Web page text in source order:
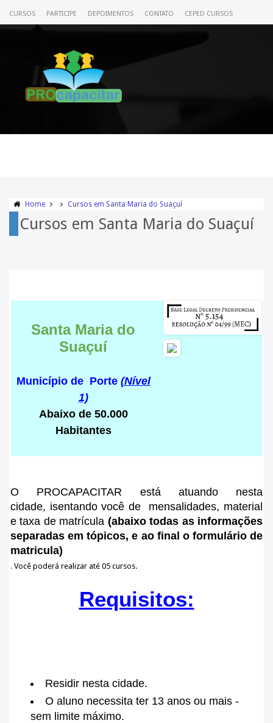
CURSOS PARTICIPE DEPOIMENTOS CONTATO CEPED CURSOS
Home Cursos em Santa Maria do Suaçuí
Cursos em Santa Maria do Suaçuí
Santa Maria do
Suaçuí
Município de Porte (Nível
1)
Abaixo de 50.000
Habitantes
O PROCAPACITAR está atuando nesta
cidade, isentando você de mensalidades, material
e taxa de matrícula (abaixo todas as informações
separadas em tópicos, e ao final o formulário de
matricula)
. Você poderá realizar até 05 cursos.
Requisitos:
Residir nesta cidade.
O aluno necessita ter 13 anos ou mais -
sem limite máximo.